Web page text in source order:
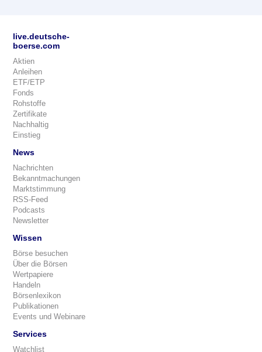
live.deutsche-
boerse.com
Aktien
Anleihen
ETF/ETP
Fonds
Rohstoffe
Zertifikate
Nachhaltig
Einstieg
News
Nachrichten
Bekanntmachungen
Marktstimmung
RSS-Feed
Podcasts
Newsletter
Wissen
Börse besuchen
Über die Börsen
Wertpapiere
Handeln
Börsenlexikon
Publikationen
Events und Webinare
Services
Watchlist